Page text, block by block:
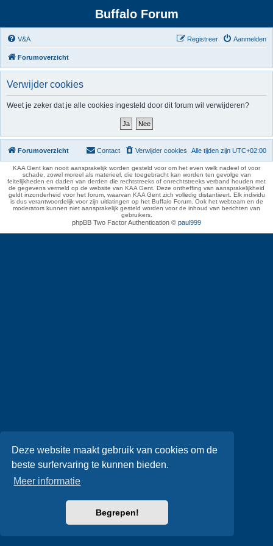
Deze website maakt gebruik van cookies om de
beste surfervaring te kunnen bieden.
Meer informatie
Begrepen!
Buffalo Forum
V&A Aanmelden
Registreer
Forumoverzicht
Verwijder cookies
Weet je zeker dat je alle cookies ingesteld door dit forum wil verwijderen?
Forumoverzicht Alle tijden zijn UTC+02:00
Verwijder cookies
Contact
KAA Gent kan nooit aansprakelijk worden gesteld voor om het even welk nadeel of voor
schade, zowel moreel als materieel, die toegebracht kan worden ten gevolge van
feitelijkheden en daden van derden die rechtstreeks of onrechtstreeks verband houden met
de gegevens vermeld op de website van KAA Gent. Deze ontheffing van aansprakelijkheid
geldt inzonderheid voor het forum, waarvan KAA Gent zich volledig distantieert. Elk individu
is dus verantwoordelijk voor zijn uitlatingen op het Buffalo Forum. Ook het webteam en de
moderators kunnen niet aansprakelijk gesteld worden voor de inhoud van berichten van
gebruikers.
phpBB Two Factor Authentication © paul999